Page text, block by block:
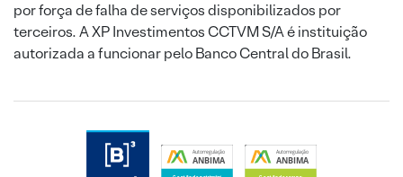
por força de falha de serviços disponibilizados por
terceiros. A XP Investimentos CCTVM S/A é instituição
autorizada a funcionar pelo Banco Central do Brasil.